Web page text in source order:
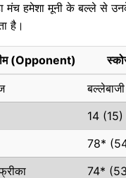
मंच हमेशा मूनी के बल्ले से
है।
(Opponent)
14 (15)
78*
74*